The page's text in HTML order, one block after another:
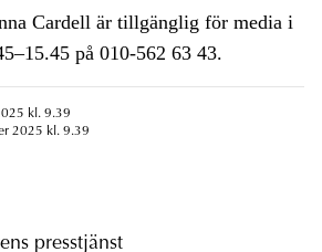
Cardell är tillgänglig för media i
på 010-562 63 43.
kl. 9.39
2025 kl. 9.39
presstjänst